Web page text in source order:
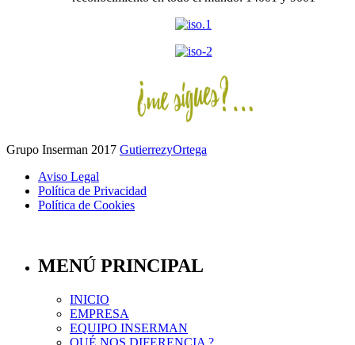
Grupo Inserman 2017 GutierrezyOrtega
Aviso Legal
Política de Privacidad
Política de Cookies
MENÚ PRINCIPAL
INICIO
EMPRESA
EQUIPO INSERMAN